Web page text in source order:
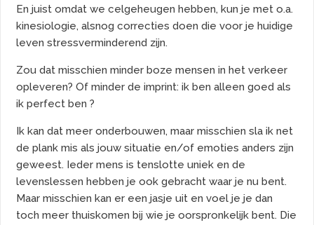
En juist omdat we celgeheugen hebben, kun je met o.a.
kinesiologie, alsnog correcties doen die voor je huidige
leven stressverminderend zijn.
Zou dat misschien minder boze mensen in het verkeer
opleveren? Of minder de imprint: ik ben alleen goed als
ik perfect ben ?
Ik kan dat meer onderbouwen, maar misschien sla ik net
de plank mis als jouw situatie en/of emoties anders zijn
geweest. Ieder mens is tenslotte uniek en de
levenslessen hebben je ook gebracht waar je nu bent.
Maar misschien kan er een jasje uit en voel je je dan
toch meer thuiskomen bij wie je oorspronkelijk bent. Die